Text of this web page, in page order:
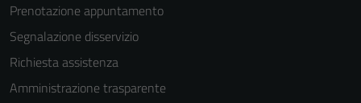
Prenotazione appuntamento
Segnalazione disservizio
Richiesta assistenza
Amministrazione trasparente